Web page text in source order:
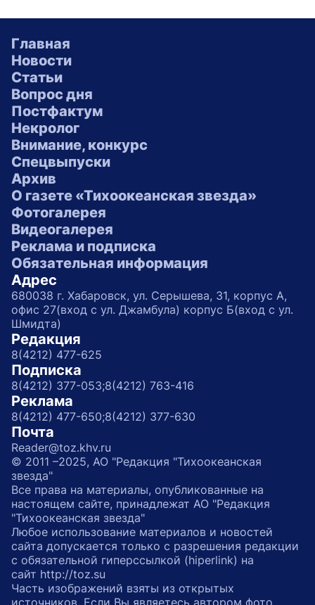
Главная
Новости
Статьи
Вопрос дня
Постфактум
Некролог
Внимание, конкурс
Спецвыпуски
Архив
О газете «Тихоокеанская звезда»
Фотогалерея
Видеогалерея
Реклама и подписка
Обязательная информация
Адрес
680038 г. Хабаровск, ул. Серышева, 31, корпус А,
офис 27(вход с ул. Джамбула) корпус Б(вход с ул.
Шмидта)
Редакция
8(4212) 477-625
Подписка
8(4212) 377-053;8(4212) 763-416
Реклама
8(4212) 477-650;8(4212) 377-630
Почта
Reader@toz.khv.ru
© 2011 –2025, АО "Редакция "Тихоокеанская
звезда"
Все права на материалы, опубликованные на
настоящем сайте, принадлежат АО "Редакция
"Тихоокеанская звезда"
Любое использование материалов и новостей
сайта допускается только с разрешения редакции
с обязательной гиперссылкой (hiperlink) на
сайт http://toz.su
Часть изображений взяты из открытых
источников. Если Вы являетесь автором фото,